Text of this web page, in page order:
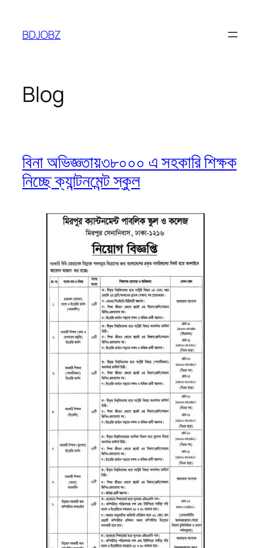
content
BDJOBZ
Blog
বিনা অভিজ্ঞতায়৩৮০০০ এ সহকারি শিক্ষক
নিচ্ছে ক্যান্টনমেন্ট স্কুল